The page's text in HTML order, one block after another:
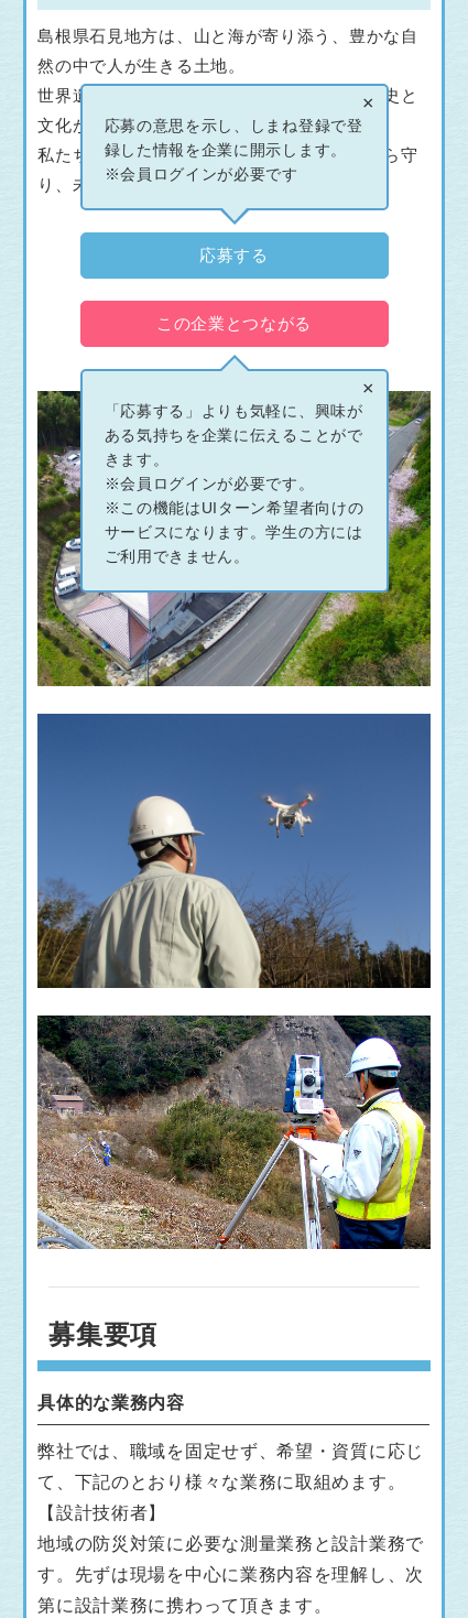
島根県石見地方は、山と海が寄り添う、豊かな自
然の中で人が生きる土地。
世界遺産・石見銀山をはじめ、古くからの歴史と
文化が今も息づいています。
私たちは、この美しい風景と暮らしを災害から守
り、未来へとつなぐ仕事をしています。
応募する
×
応募の意思を示し、しまね登録で登
録した情報を企業に開示します。
※会員ログインが必要です
この企業とつながる
×
「応募する」よりも気軽に、興味が
ある気持ちを企業に伝えることがで
きます。
※会員ログインが必要です。
※この機能はUIターン希望者向けの
サービスになります。学生の方には
ご利用できません。
募集要項
具体的な業務内容
弊社では、職域を固定せず、希望・資質に応じ
て、下記のとおり様々な業務に取組めます。
【設計技術者】
地域の防災対策に必要な測量業務と設計業務で
す。先ずは現場を中心に業務内容を理解し、次
第に設計業務に携わって頂きます。